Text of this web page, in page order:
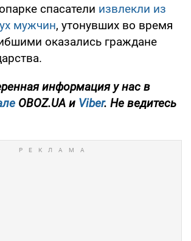
спасатели извлекли из
мужчин, утонувших во время
оказались граждане
информация у нас в
OBOZ.UA и Viber. Не ведитесь